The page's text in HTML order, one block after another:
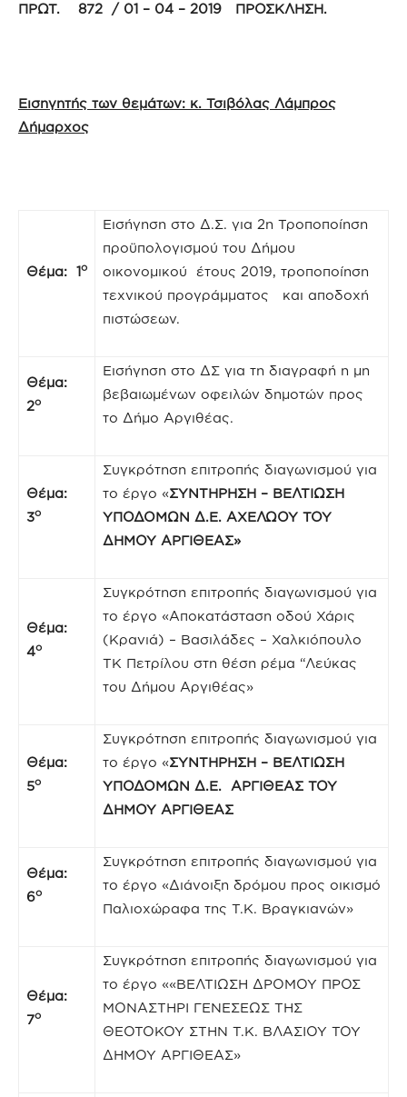
ΠΡΩΤ. 872 / 01 – 04 – 2019 ΠΡΟΣΚΛΗΣΗ.
Εισηγητής των θεμάτων: κ. Τσιβόλας Λάμπρος
Δήμαρχος
Θέμα: 1ο
Εισήγηση στο Δ.Σ. για 2η Τροποποίηση
προϋπολογισμού του Δήμου
οικονομικού έτους 2019, τροποποίηση
τεχνικού προγράμματος και αποδοχή
πιστώσεων.
Θέμα:
2ο
Εισήγηση στο ΔΣ για τη διαγραφή η μη
βεβαιωμένων οφειλών δημοτών προς
το Δήμο Αργιθέας.
Θέμα:
3ο
Συγκρότηση επιτροπής διαγωνισμού για
το έργο «ΣΥΝΤΗΡΗΣΗ – ΒΕΛΤΙΩΣΗ
ΥΠΟΔΟΜΩΝ Δ.Ε. ΑΧΕΛΩΟΥ ΤΟΥ
ΔΗΜΟΥ ΑΡΓΙΘΕΑΣ»
Θέμα:
4ο
Συγκρότηση επιτροπής διαγωνισμού για
το έργο «Αποκατάσταση οδού Χάρις
(Κρανιά) – Βασιλάδες – Χαλκιόπουλο
ΤΚ Πετρίλου στη θέση ρέμα “Λεύκας
του Δήμου Αργιθέας»
Θέμα:
5ο
Συγκρότηση επιτροπής διαγωνισμού για
το έργο «ΣΥΝΤΗΡΗΣΗ – ΒΕΛΤΙΩΣΗ
ΥΠΟΔΟΜΩΝ Δ.Ε. ΑΡΓΙΘΕΑΣ ΤΟΥ
ΔΗΜΟΥ ΑΡΓΙΘΕΑΣ
Θέμα:
6ο
Συγκρότηση επιτροπής διαγωνισμού για
το έργο «Διάνοιξη δρόμου προς οικισμό
Παλιοχώραφα της Τ.Κ. Βραγκιανών»
Θέμα:
7ο
Συγκρότηση επιτροπής διαγωνισμού για
το έργο ««ΒΕΛΤΙΩΣΗ ΔΡΟΜΟΥ ΠΡΟΣ
ΜΟΝΑΣΤΗΡΙ ΓΕΝΕΣΕΩΣ ΤΗΣ
ΘΕΟΤΟΚΟΥ ΣΤΗΝ Τ.Κ. ΒΛΑΣΙΟΥ ΤΟΥ
ΔΗΜΟΥ ΑΡΓΙΘΕΑΣ»